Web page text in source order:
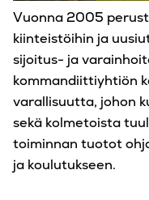
Vuonna 2005
kiinteistöihin ja
sijoitus- ja
kommandiittiyhtiön
varallisuutta, johon
sekä kolmetoista
toiminnan tuotot
ja koulutukseen.